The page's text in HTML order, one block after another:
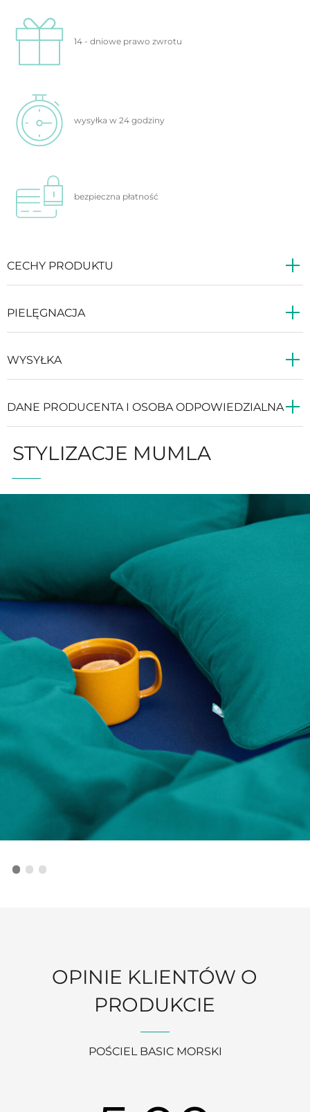
14 - dniowe prawo zwrotu
wysyłka w 24 godziny
bezpieczna płatność
CECHY PRODUKTU
PIELĘGNACJA
WYSYŁKA
DANE PRODUCENTA I OSOBA ODPOWIEDZIALNA
STYLIZACJE MUMLA
OPINIE KLIENTÓW O
PRODUKCIE
POŚCIEL BASIC MORSKI